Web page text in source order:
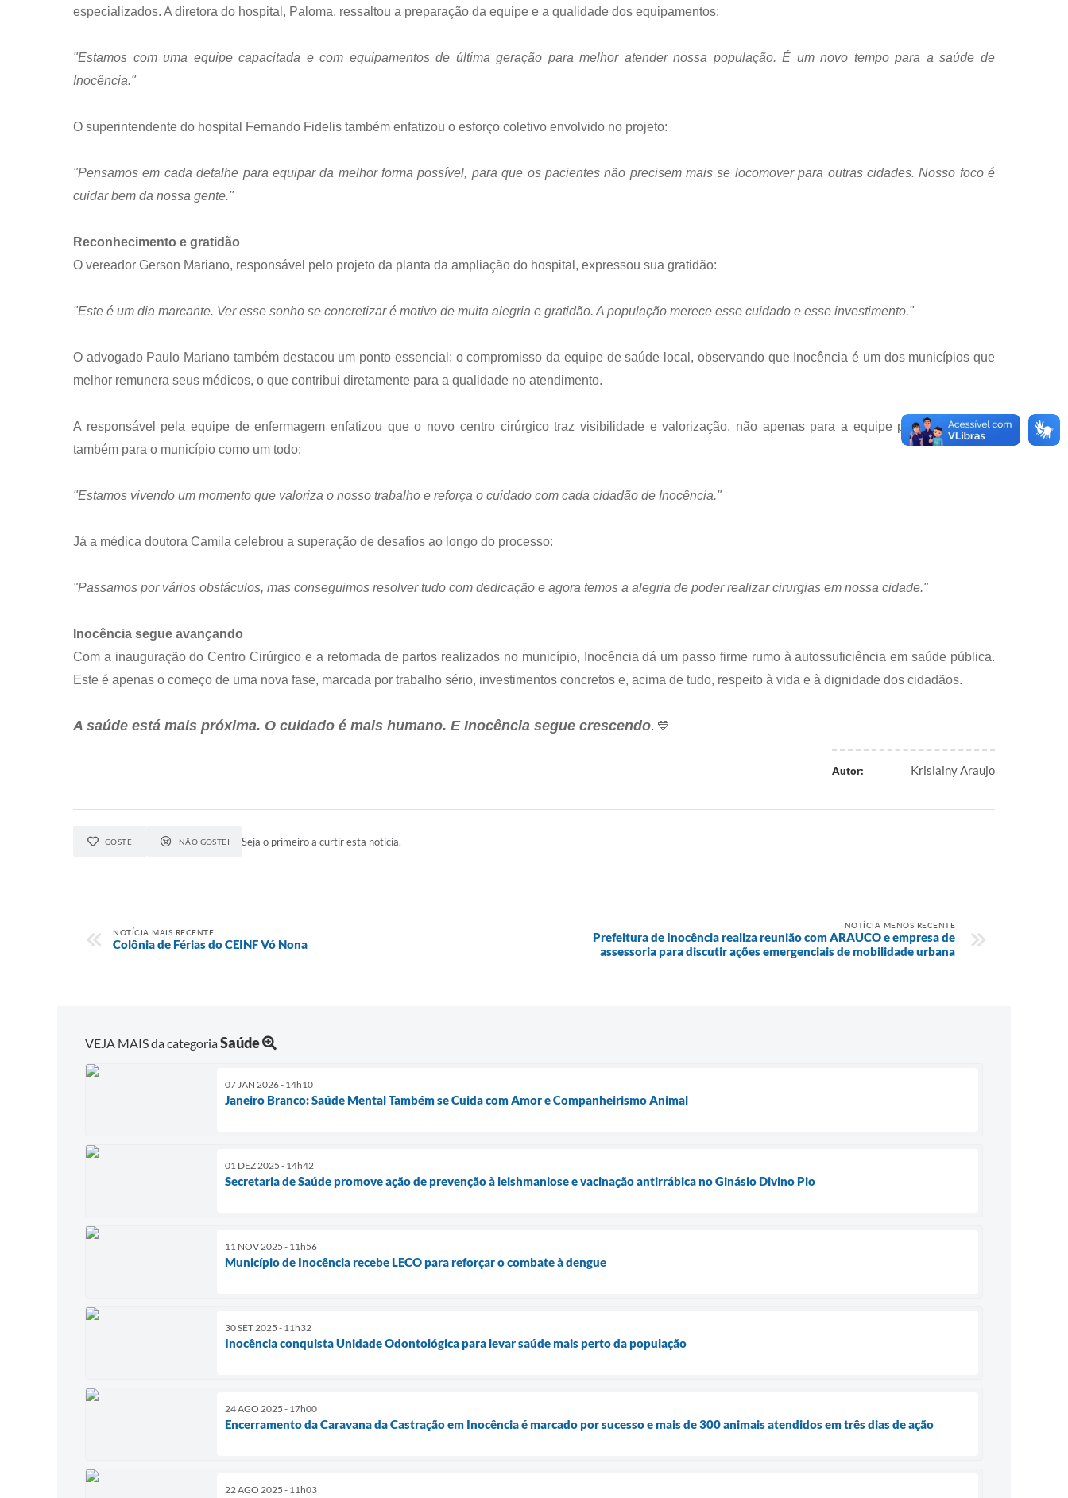
especializados. A diretora do hospital, Paloma, ressaltou a preparação da equipe e a qualidade dos equipamentos:
"Estamos com uma equipe capacitada e com equipamentos de última geração para melhor atender nossa população. É um novo tempo para a saúde de
Inocência."
O superintendente do hospital Fernando Fidelis também enfatizou o esforço coletivo envolvido no projeto:
"Pensamos em cada detalhe para equipar da melhor forma possível, para que os pacientes não precisem mais se locomover para outras cidades. Nosso foco é
cuidar bem da nossa gente."
Reconhecimento e gratidão
O vereador Gerson Mariano, responsável pelo projeto da planta da ampliação do hospital, expressou sua gratidão:
"Este é um dia marcante. Ver esse sonho se concretizar é motivo de muita alegria e gratidão. A população merece esse cuidado e esse investimento."
O advogado Paulo Mariano também destacou um ponto essencial: o compromisso da equipe de saúde local, observando que Inocência é um dos municípios que
melhor remunera seus médicos, o que contribui diretamente para a qualidade no atendimento.
A responsável pela equipe de enfermagem enfatizou que o novo centro cirúrgico traz visibilidade e valorização, não apenas para a equipe profissional, mas
também para o município como um todo:
"Estamos vivendo um momento que valoriza o nosso trabalho e reforça o cuidado com cada cidadão de Inocência."
Já a médica doutora Camila celebrou a superação de desafios ao longo do processo:
"Passamos por vários obstáculos, mas conseguimos resolver tudo com dedicação e agora temos a alegria de poder realizar cirurgias em nossa cidade."
Inocência segue avançando
Com a inauguração do Centro Cirúrgico e a retomada de partos realizados no município, Inocência dá um passo firme rumo à autossuficiência em saúde pública.
Este é apenas o começo de uma nova fase, marcada por trabalho sério, investimentos concretos e, acima de tudo, respeito à vida e à dignidade dos cidadãos.
A saúde está mais próxima. O cuidado é mais humano. E Inocência segue crescendo. 💙
Autor: Krislainy Araujo
GOSTEI NÃO GOSTEI Seja o primeiro a curtir esta notícia.
NOTÍCIA MAIS RECENTE
Colônia de Férias do CEINF Vó Nona
NOTÍCIA MENOS RECENTE
Prefeitura de Inocência realiza reunião com ARAUCO e empresa de
assessoria para discutir ações emergenciais de mobilidade urbana
VEJA MAIS da categoriaSaúde
07 JAN 2026 - 14h10
Janeiro Branco: Saúde Mental Também se Cuida com Amor e Companheirismo Animal
01 DEZ 2025 - 14h42
Secretaria de Saúde promove ação de prevenção à leishmaniose e vacinação antirrábica no Ginásio Divino Pio
11 NOV 2025 - 11h56
Município de Inocência recebe LECO para reforçar o combate à dengue
30 SET 2025 - 11h32
Inocência conquista Unidade Odontológica para levar saúde mais perto da população
24 AGO 2025 - 17h00
Encerramento da Caravana da Castração em Inocência é marcado por sucesso e mais de 300 animais atendidos em três dias de ação
22 AGO 2025 - 11h03